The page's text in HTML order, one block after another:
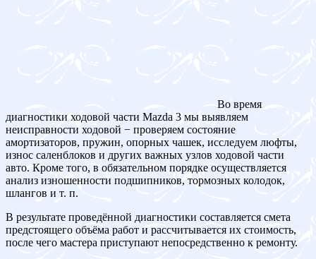
Во время
диагностики ходовой части Mazda 3 мы выявляем
неисправности ходовой − проверяем состояние
амортизаторов, пружин, опорных чашек, исследуем люфты,
износ саленблоков и других важных узлов ходовой части
авто. Кроме того, в обязательном порядке осуществляется
анализ изношенности подшипников, тормозных колодок,
шлангов и т. п.
В результате проведённой диагностики составляется смета
предстоящего объёма работ и рассчитывается их стоимость,
после чего мастера приступают непосредственно к ремонту.